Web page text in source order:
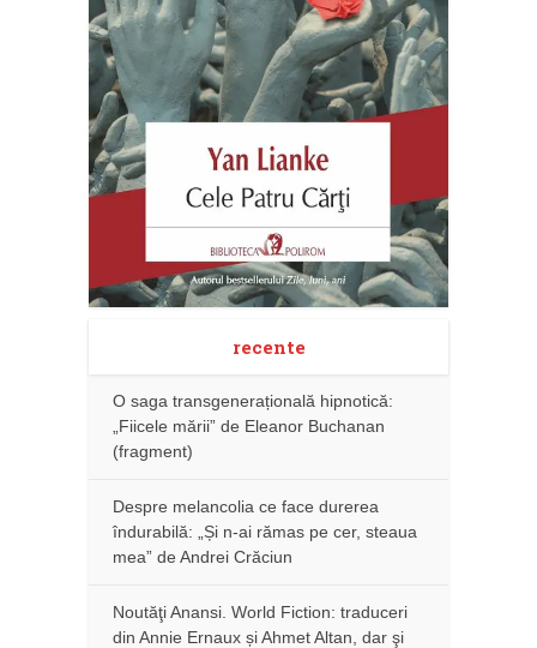
recente
O saga transgenerațională hipnotică:
„Fiicele mării” de Eleanor Buchanan
(fragment)
Despre melancolia ce face durerea
îndurabilă: „Și n-ai rămas pe cer, steaua
mea” de Andrei Crăciun
Noutăţi Anansi. World Fiction: traduceri
din Annie Ernaux și Ahmet Altan, dar şi